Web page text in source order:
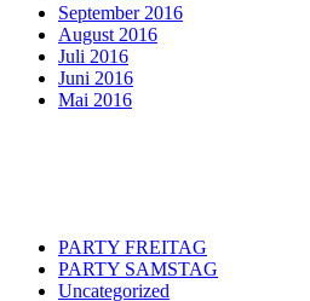
September 2016
August 2016
Juli 2016
Juni 2016
Mai 2016
PARTY FREITAG
PARTY SAMSTAG
Uncategorized